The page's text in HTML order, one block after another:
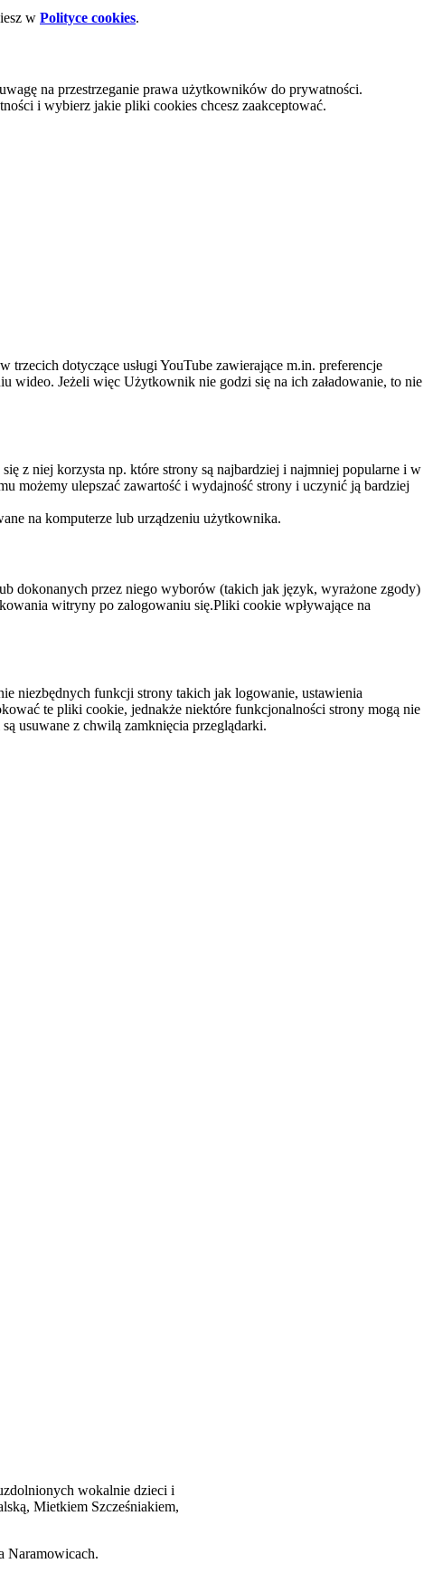
w Polityce cookies.
na przestrzeganie prawa użytkowników do prywatności.
i wybierz jakie pliki cookies chcesz zaakceptować.
dotyczące usługi YouTube zawierające m.in. preferencje
wideo. Jeżeli więc Użytkownik nie godzi się na ich załadowanie, to nie
z niej korzysta np. które strony są najbardziej i najmniej popularne i w
możemy ulepszać zawartość i wydajność strony i uczynić ją bardziej
na komputerze lub urządzeniu użytkownika.
dokonanych przez niego wyborów (takich jak język, wyrażone zgody)
witryny po zalogowaniu się.Pliki cookie wpływające na
niezbędnych funkcji strony takich jak logowanie, ustawienia
te pliki cookie, jednakże niektóre funkcjonalności strony mogą nie
usuwane z chwilą zamknięcia przeglądarki.
wokalnie dzieci i
Mietkiem Szcześniakiem,
Naramowicach.